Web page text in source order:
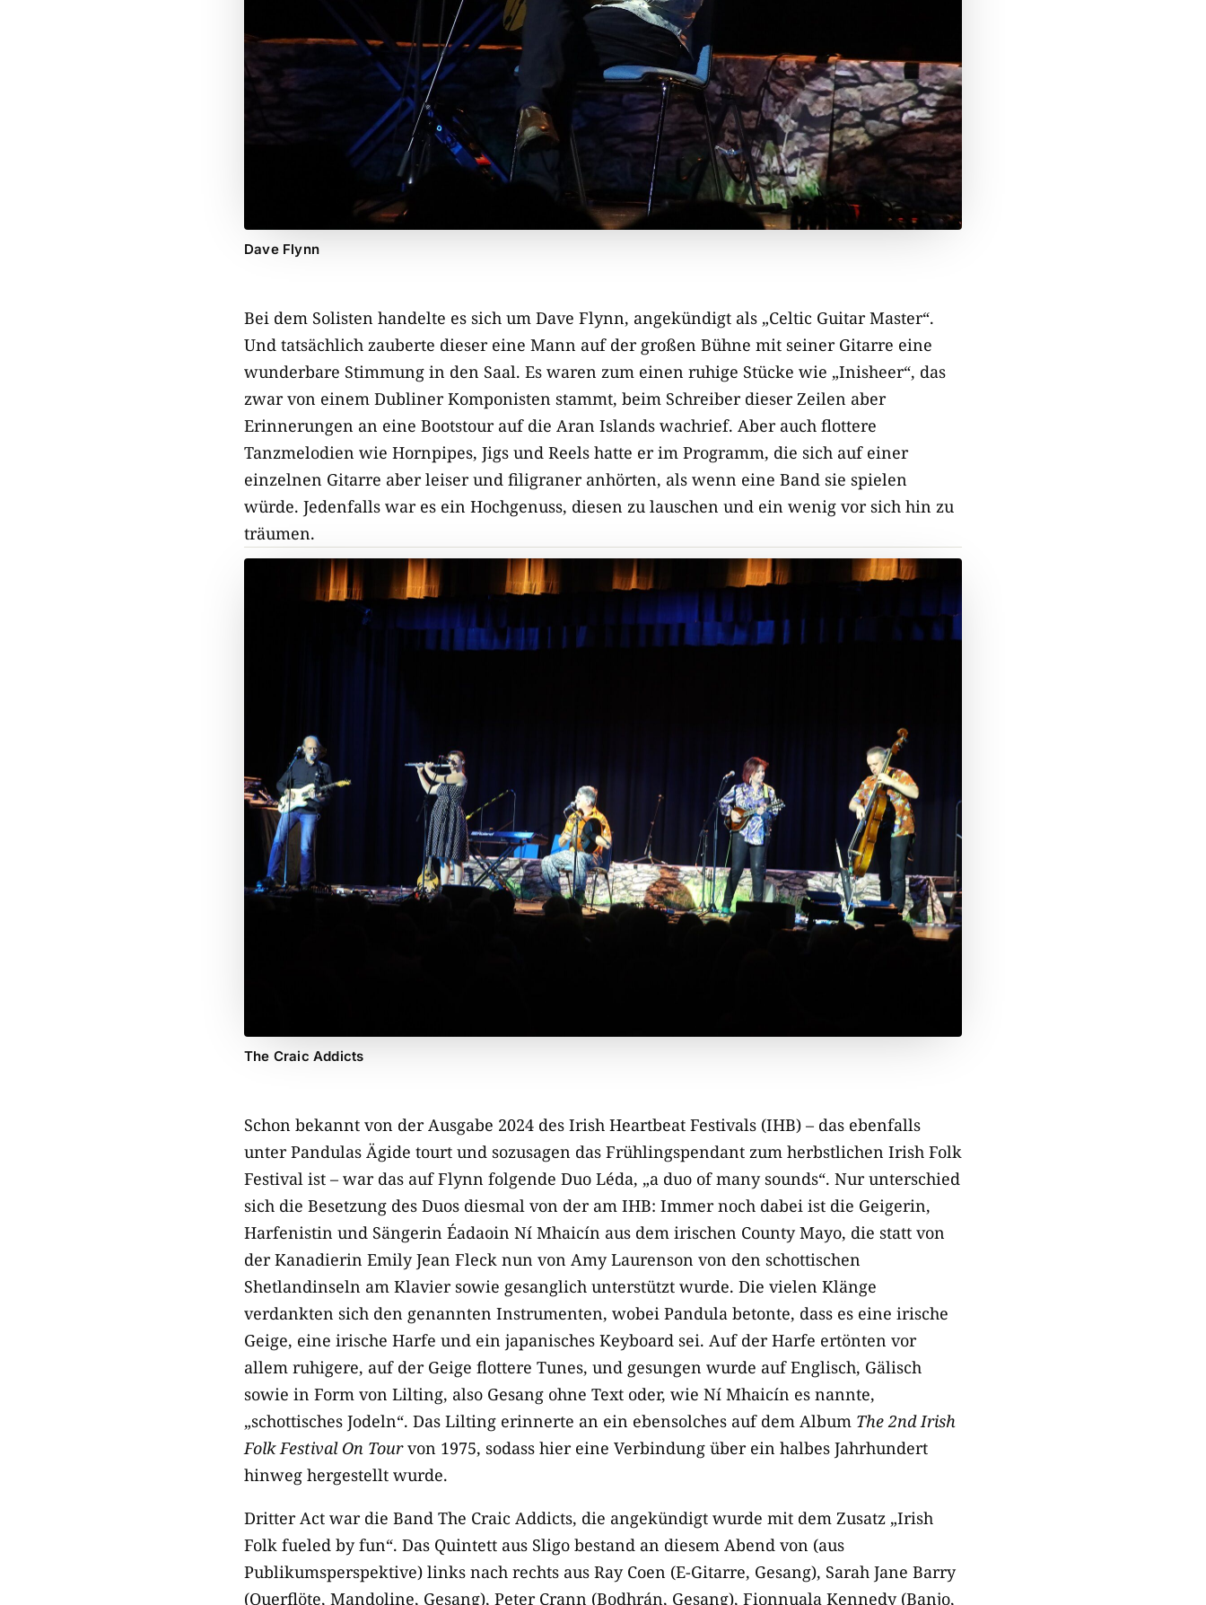
Dave Flynn
Bei dem Solisten handelte es sich um Dave Flynn, angekündigt als „Celtic Guitar Master“.
Und tatsächlich zauberte dieser eine Mann auf der großen Bühne mit seiner Gitarre eine
wunderbare Stimmung in den Saal. Es waren zum einen ruhige Stücke wie „Inisheer“, das
zwar von einem Dubliner Komponisten stammt, beim Schreiber dieser Zeilen aber
Erinnerungen an eine Bootstour auf die Aran Islands wachrief. Aber auch flottere
Tanzmelodien wie Hornpipes, Jigs und Reels hatte er im Programm, die sich auf einer
einzelnen Gitarre aber leiser und filigraner anhörten, als wenn eine Band sie spielen
würde. Jedenfalls war es ein Hochgenuss, diesen zu lauschen und ein wenig vor sich hin zu
träumen.
The Craic Addicts
Schon bekannt von der Ausgabe 2024 des Irish Heartbeat Festivals (IHB) – das ebenfalls
unter Pandulas Ägide tourt und sozusagen das Frühlingspendant zum herbstlichen Irish Folk
Festival ist – war das auf Flynn folgende Duo Léda, „a duo of many sounds“. Nur unterschied
sich die Besetzung des Duos diesmal von der am IHB: Immer noch dabei ist die Geigerin,
Harfenistin und Sängerin Éadaoin Ní Mhaicín aus dem irischen County Mayo, die statt von
der Kanadierin Emily Jean Fleck nun von Amy Laurenson von den schottischen
Shetlandinseln am Klavier sowie gesanglich unterstützt wurde. Die vielen Klänge
verdankten sich den genannten Instrumenten, wobei Pandula betonte, dass es eine irische
Geige, eine irische Harfe und ein japanisches Keyboard sei. Auf der Harfe ertönten vor
allem ruhigere, auf der Geige flottere Tunes, und gesungen wurde auf Englisch, Gälisch
sowie in Form von Lilting, also Gesang ohne Text oder, wie Ní Mhaicín es nannte,
„schottisches Jodeln“. Das Lilting erinnerte an ein ebensolches auf dem Album The 2nd Irish
Folk Festival On Tourvon 1975, sodass hier eine Verbindung über ein halbes Jahrhundert
hinweg hergestellt wurde.
Dritter Act war die Band The Craic Addicts, die angekündigt wurde mit dem Zusatz „Irish
Folk fueled by fun“. Das Quintett aus Sligo bestand an diesem Abend von (aus
Publikumsperspektive) links nach rechts aus Ray Coen (E-Gitarre, Gesang), Sarah Jane Barry
(Querflöte, Mandoline, Gesang), Peter Crann (Bodhrán, Gesang), Fionnuala Kennedy (Banjo,